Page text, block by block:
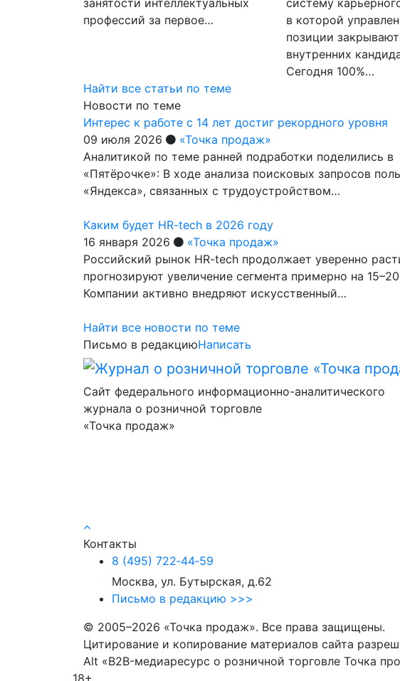
занятости интеллектуальных
профессий за первое…
систему
в которой
позиции
внутренних
Сегодня 100%…
Найти все статьи по теме
Новости по теме
Интерес к работе с 14 лет достиг рекордного уровня
09 июля 2026
«Точка продаж»
Аналитикой по теме ранней подработки поделились в
«Пятёрочке»: В ходе анализа поисковых запросов
«Яндекса», связанных с трудоустройством…
Каким будет HR-tech в 2026 году
16 января 2026
«Точка продаж»
Российский рынок HR-tech продолжает уверенно
прогнозируют увеличение сегмента примерно на
Компании активно внедряют искусственный…
Найти все новости по теме
Письмо в редакциюНаписать
Сайт федерального информационно-аналитического
журнала о розничной торговле
«Точка продаж»
Контакты
8 (495) 722‑44‑59
Москва, ул. Бутырская, д.62
Письмо в редакцию >>>
© 2005–2026 «Точка продаж». Все права защищены.
Цитирование и копирование материалов сайта
Alt «B2B-медиаресурс о розничной торговле Точка